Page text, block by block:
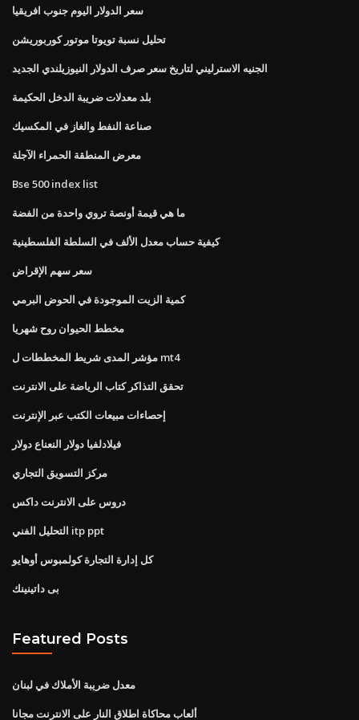
سعر الدولار اليوم جنوب افريقيا
تحليل نسبة تويوتا موتور كوربوريشن
الجنيه الاسترليني لتاريخ سعر صرف الدولار النيوزيلندي الجديد
بلد معدلات ضريبة الدخل الحكيمة
صناعة النفط والغاز في المكسيك
معرض المنطقة الحمراء الآجلة
Bse 500 index list
ما هي قيمة أونصة تروي واحدة من الفضة
كيفية حساب معدل الألف في السلطة الفلسطينية
سعر سهم الإقراض
كمية الزيت الموجودة في الحوض البرمي
مخطط الحيوان روح شهريا
مؤشر المدى شريط المخططات ل mt4
تحقق التذاكر كتاب الرياضة على الانترنت
إحصاءات مبيعات الكتب عبر الإنترنت
فيلادلفيا دولار النعناع دولار
مركز التسويق التجاري
دروس على الانترنت داكس
التحليل الفني itp ppt
كل إدارة التجارة كولمبوس أوهايو
بى داتينينك
Featured Posts
معدل ضريبة الأملاك في لبنان
ألعاب محاكاة اطلاق النار على الانترنت مجانا